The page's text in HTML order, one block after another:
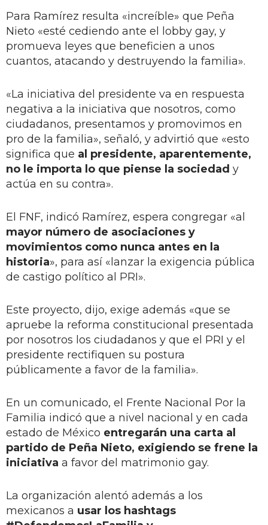
Para Ramírez resulta «increíble» que Peña
Nieto «esté cediendo ante el lobby gay, y
promueva leyes que beneficien a unos
cuantos, atacando y destruyendo la familia».
«La iniciativa del presidente va en respuesta
negativa a la iniciativa que nosotros, como
ciudadanos, presentamos y promovimos en
pro de la familia», señaló, y advirtió que «esto
significa que al presidente, aparentemente,
no le importa lo que piense la sociedad y
actúa en su contra».
El FNF, indicó Ramírez, espera congregar «al
mayor número de asociaciones y
movimientos como nunca antes en la
historia», para así «lanzar la exigencia pública
de castigo político al PRI».
Este proyecto, dijo, exige además «que se
apruebe la reforma constitucional presentada
por nosotros los ciudadanos y que el PRI y el
presidente rectifiquen su postura
públicamente a favor de la familia».
En un comunicado, el Frente Nacional Por la
Familia indicó que a nivel nacional y en cada
estado de México entregarán una carta al
partido de Peña Nieto, exigiendo se frene la
iniciativa a favor del matrimonio gay.
La organización alentó además a los
mexicanos a usar los hashtags